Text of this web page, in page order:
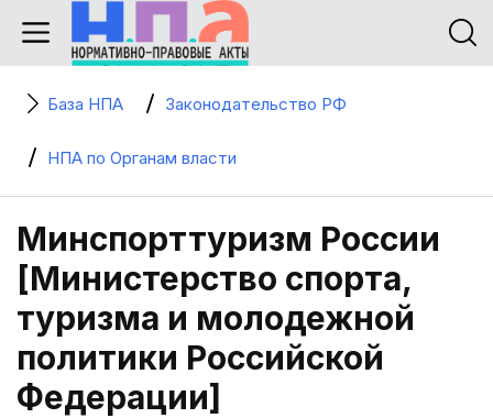
База НПА Законодательство РФ
НПА по Органам власти
Минспорттуризм России
[Министерство спорта,
туризма и молодежной
политики Российской
Федерации]